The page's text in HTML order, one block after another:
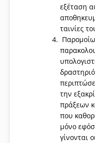
εξέταση
ταινίες
την
πράξεων
που
μόνο
γίνονται